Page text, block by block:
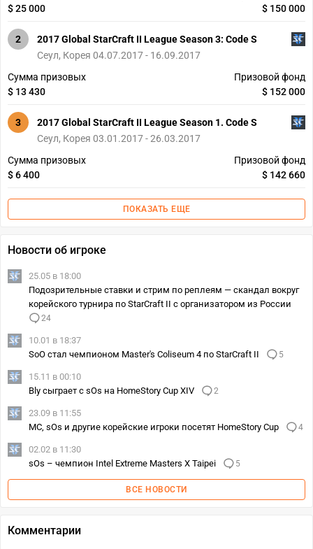
$ 25 000
$ 150 000
2
2017 Global StarCraft II League Season 3: Code S
Сеул, Корея 04.07.2017 - 16.09.2017
Сумма призовых
$ 13 430
Призовой фонд
$ 152 000
3
2017 Global StarCraft II League Season 1. Code S
Сеул, Корея 03.01.2017 - 26.03.2017
Сумма призовых
$ 6 400
Призовой фонд
$ 142 660
ПОКАЗАТЬ ЕЩЕ
Новости об игроке
25.05 в 18:00
Подозрительные ставки и стрим по реплеям — скандал вокруг
корейского турнира по StarCraft II с организатором из России
24
10.01 в 18:37
SoO стал чемпионом Master's Coliseum 4 по StarCraft II
5
15.11 в 00:10
Bly сыграет с sOs на HomeStory Cup XIV
2
23.09 в 11:55
MC, sOs и другие корейские игроки посетят HomeStory Cup
4
02.02 в 11:30
sOs – чемпион Intel Extreme Masters X Taipei
5
ВСЕ НОВОСТИ
Комментарии